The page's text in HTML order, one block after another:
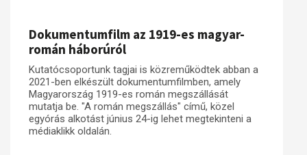
Dokumentumfilm az 1919-es magyar-
román háborúról
Kutatócsoportunk tagjai is közreműködtek abban a
2021-ben elkészült dokumentumfilmben, amely
Magyarország 1919-es román megszállását
mutatja be. "A román megszállás" című, közel
egyórás alkotást június 24-ig lehet megtekinteni a
médiaklikk oldalán.